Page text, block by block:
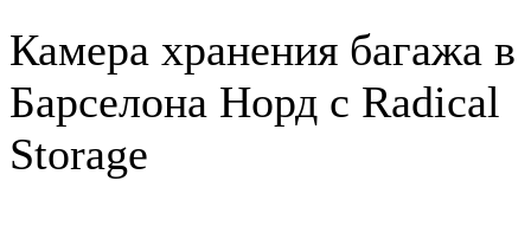
Камера хранения багажа в
Барселона Норд с Radical
Storage